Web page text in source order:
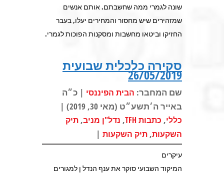
שונה לגמרי ממה שחשבתם. אותם אנשים
שמזהירים שיש מחסור והמחירים יעלו, בעבר
החזיקו וביטאו מחשבות ומסקנות הפוכות לגמרי.
סקירה כלכלית שבועית
26/05/2019
שם המחבר: הבית הפיננסי | כ״ה
באייר ה׳תשע״ט (מאי 30, 2019) |
כללי, כתבות TFH , נדל"ן מניב, תיק
השקעות, תיק השקעות |
עיקרים
המיקוד השבועי סוקר את ענף הנדל ן למגורים